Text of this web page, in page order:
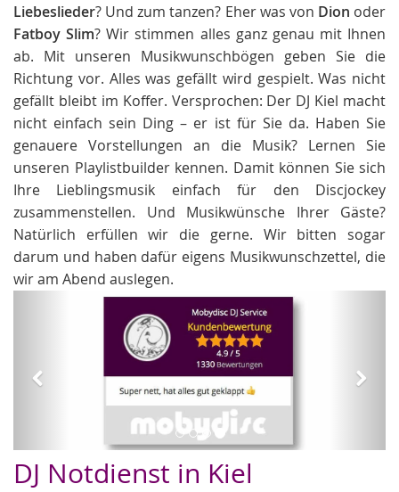
Liebeslieder? Und zum tanzen? Eher was von Dion oder
Fatboy Slim? Wir stimmen alles ganz genau mit Ihnen
ab. Mit unseren Musikwunschbögen geben Sie die
Richtung vor. Alles was gefällt wird gespielt. Was nicht
gefällt bleibt im Koffer. Versprochen: Der DJ Kiel macht
nicht einfach sein Ding – er ist für Sie da. Haben Sie
genauere Vorstellungen an die Musik? Lernen Sie
unseren Playlistbuilder kennen. Damit können Sie sich
Ihre Lieblingsmusik einfach für den Discjockey
zusammenstellen. Und Musikwünsche Ihrer Gäste?
Natürlich erfüllen wir die gerne. Wir bitten sogar
darum und haben dafür eigens Musikwunschzettel, die
wir am Abend auslegen.
Hochzeit DJs
DJ Notdienst in Kiel